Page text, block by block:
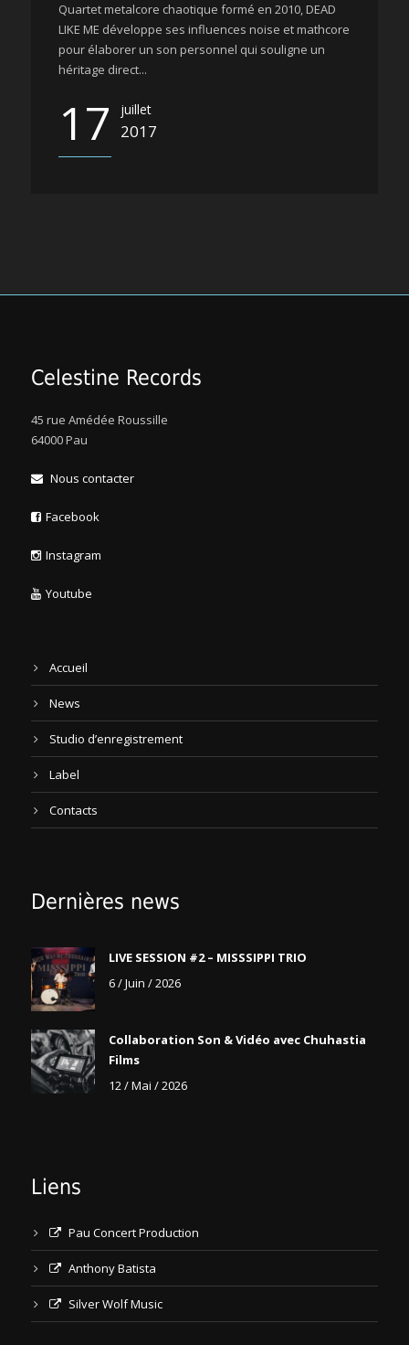
Quartet metalcore chaotique formé en 2010, DEAD
LIKE ME développe ses influences noise et mathcore
pour élaborer un son personnel qui souligne un
héritage direct...
17 juillet
2017
Celestine Records
45 rue Amédée Roussille
64000 Pau
Nous contacter
Facebook
Instagram
Youtube
Accueil
News
Studio d’enregistrement
Label
Contacts
Dernières news
LIVE SESSION #2 – MISSSIPPI TRIO
6 / Juin / 2026
Collaboration Son & Vidéo avec Chuhastia
Films
12 / Mai / 2026
Liens
Pau Concert Production
Anthony Batista
Silver Wolf Music